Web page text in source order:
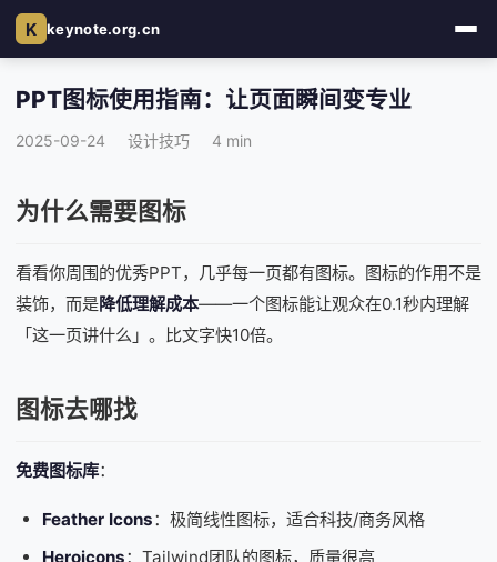
K keynote.org.cn
PPT图标使用指南：让页面瞬间变专业
2025-09-24 设计技巧 4 min
为什么需要图标
看看你周围的优秀PPT，几乎每一页都有图标。图标的作用不是
装饰，而是降低理解成本——一个图标能让观众在0.1秒内理解
「这一页讲什么」。比文字快10倍。
图标去哪找
免费图标库：
Feather Icons：极简线性图标，适合科技/商务风格
Heroicons：Tailwind团队的图标，质量很高